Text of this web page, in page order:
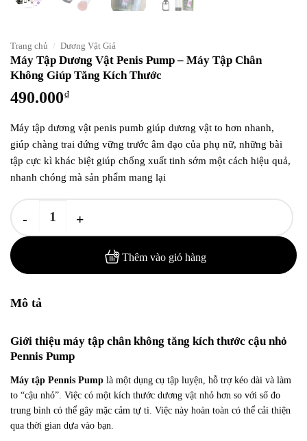
Trang chủ / Dương Vật Giả
Máy Tập Dương Vật Penis Pump – Máy Tập Chân
Không Giúp Tăng Kích Thước
490.000₫
Máy tập dương vật penis pumb giúp dương vật to hơn nhanh,
giúp chàng trai đứng vững trước âm đạo của phụ nữ, những bài
tập cực kì khác biệt giúp chống xuất tinh sớm một cách hiệu quả,
nhanh chóng mà sản phẩm mang lại
Thêm vào giỏ hàng
Mô tả
Giới thiệu máy tập chân không tăng kích thước cậu nhỏ
Pennis Pump
Máy tập Pennis Pump là một dụng cụ tập luyện, hỗ trợ kéo dài và làm
to “cậu nhỏ”. Việc có một kích thước dương vật nhỏ hơn so với số đo
trung bình có thể gây mặc cảm tự ti. Việc này hoàn toàn có thể cải thiện
qua thời gian dựa vào bạn.